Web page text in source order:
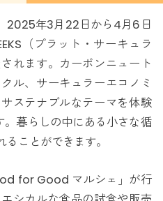
2025年3月22日から4月6日
（プラット・サーキュラ
れます。カーボンニュート
ル、サーキュラーエコノミ
ステナブルなテーマを体験
暮らしの中にある小さな循
ことができます。
for Good マルシェ」が行